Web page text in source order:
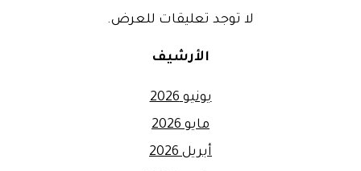
لا توجد تعليقات للعرض.
الأرشيف
يونيو 2026
مايو 2026
أبريل 2026